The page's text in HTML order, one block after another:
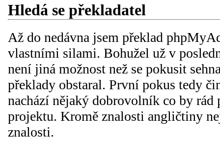
Hledá se překladatel
Až do nedávna jsem překlad
vlastními silami. Bohužel už v
není jiná možnost než se pokusit
překlady obstaral. První pokus tedy
nachází nějaký dobrovolník co by rád
projektu. Kromě znalosti angličtiny
znalosti.